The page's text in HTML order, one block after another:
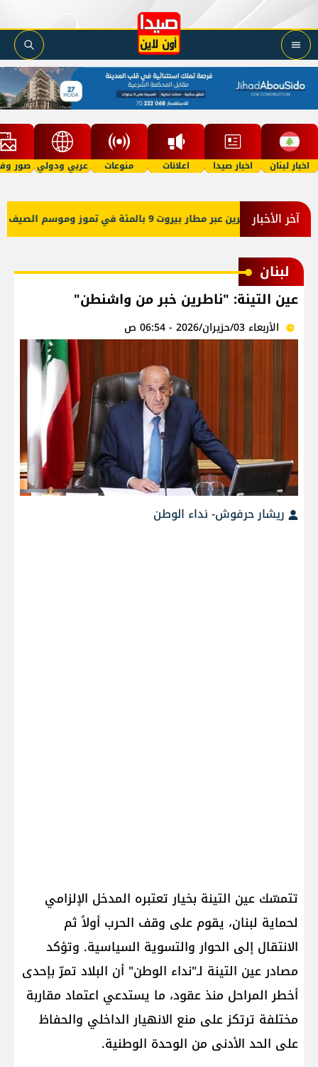
اخبار لبنان اخبار صيدا اعلانات منوعات عربي ودولي صور
آخر الأخبار
مطار بيروت 9 بالمئة في تموز وموسم الصيف دون مستويات 2025
لبنان
عين التينة: "ناطرين خبر من واشنطن"
الأربعاء 03/حزيران/2026 - 06:54 ص
ريشار حرفوش- نداء الوطن
تتمسّك عين التينة بخيار تعتبره المدخل الإلزامي
لحماية لبنان، يقوم على وقف الحرب أولاً ثم
الانتقال إلى الحوار والتسوية السياسية. وتؤكد
مصادر عين التينة لـ"نداء الوطن" أن البلاد تمرّ بإحدى
أخطر المراحل منذ عقود، ما يستدعي اعتماد مقاربة
مختلفة ترتكز على منع الانهيار الداخلي والحفاظ
على الحد الأدنى من الوحدة الوطنية.